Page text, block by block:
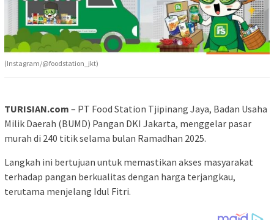
(Instagram/@foodstation_jkt)
TURISIAN.com – PT Food Station Tjipinang Jaya, Badan Usaha
Milik Daerah (BUMD) Pangan DKI Jakarta, menggelar pasar
murah di 240 titik selama bulan Ramadhan 2025.
Langkah ini bertujuan untuk memastikan akses masyarakat
terhadap pangan berkualitas dengan harga terjangkau,
terutama menjelang Idul Fitri.